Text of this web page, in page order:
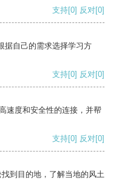
支持[0] 反对[0]
据自己的需求选择学习方
支持[0] 反对[0]
速度和安全性的连接，并帮
支持[0] 反对[0]
到目的地，了解当地的风土